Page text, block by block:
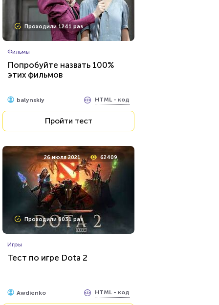
Проходили 1241 раз
Фильмы
Попробуйте назвать 100%
этих фильмов
balynskiy HTML - код
Пройти тест
26 июля 2021 62409
Проходили 8031 раз
Игры
Тест по игре Dota 2
Awdienko HTML - код